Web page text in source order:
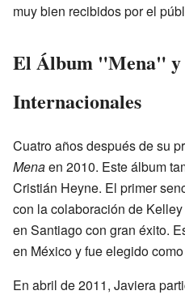
muy bien recibidos por el
El Álbum "Mena"
Internacionales
Cuatro años después de su
Menaen 2010. Este álbum
Cristián Heyne. El primer
con la colaboración de Kelley
en Santiago con gran éxito.
en México y fue elegido
En abril de 2011, Javiera